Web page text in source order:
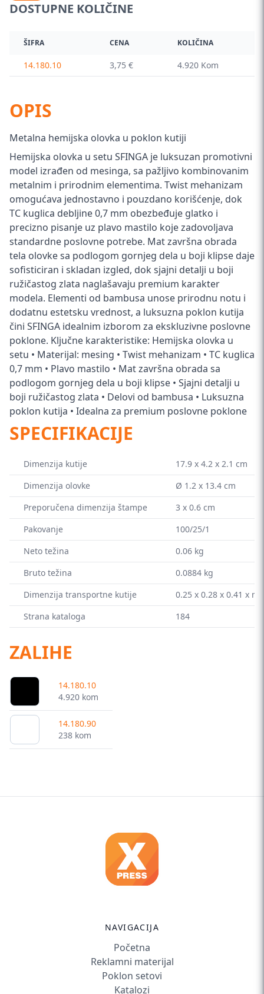
DOSTUPNE KOLIČINE
ŠIFRA CENA KOLIČINA
14.180.10 3,75 € 4.920 Kom
OPIS
Metalna hemijska olovka u poklon kutiji
Hemijska olovka u setu SFINGA je luksuzan promotivni
model izrađen od mesinga, sa pažljivo kombinovanim
metalnim i prirodnim elementima. Twist mehanizam
omogućava jednostavno i pouzdano korišćenje, dok
TC kuglica debljine 0,7 mm obezbeđuje glatko i
precizno pisanje uz plavo mastilo koje zadovoljava
standardne poslovne potrebe. Mat završna obrada
tela olovke sa podlogom gornjeg dela u boji klipse daje
sofisticiran i skladan izgled, dok sjajni detalji u boji
ružičastog zlata naglašavaju premium karakter
modela. Elementi od bambusa unose prirodnu notu i
dodatnu estetsku vrednost, a luksuzna poklon kutija
čini SFINGA idealnim izborom za ekskluzivne poslovne
poklone. Ključne karakteristike: Hemijska olovka u
setu • Materijal: mesing • Twist mehanizam • TC kuglica
0,7 mm • Plavo mastilo • Mat završna obrada sa
podlogom gornjeg dela u boji klipse • Sjajni detalji u
boji ružičastog zlata • Delovi od bambusa • Luksuzna
poklon kutija • Idealna za premium poslovne poklone
SPECIFIKACIJE
Dimenzija kutije
17.9 x 4.2 x 2.1 cm
Dimenzija olovke
Ø 1.2 x 13.4 cm
Preporučena dimenzija štampe
3 x 0.6 cm
Pakovanje
100/25/1
Neto težina
0.06 kg
Bruto težina
0.0884 kg
Dimenzija transportne kutije
0.25 x 0.28 x 0.41 x m
Strana kataloga
184
ZALIHE
14.180.10
4.920 kom
14.180.90
238 kom
NAVIGACIJA
Početna
Reklamni materijal
Poklon setovi
Katalozi